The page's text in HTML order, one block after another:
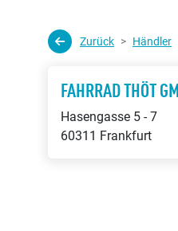
Zurück Händler
FAHRRAD THÖT
Hasengasse 5 - 7
60311 Frankfurt